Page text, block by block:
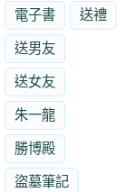
電子書 送禮
送男友
送女友
朱一龍
勝博殿
盜墓筆記